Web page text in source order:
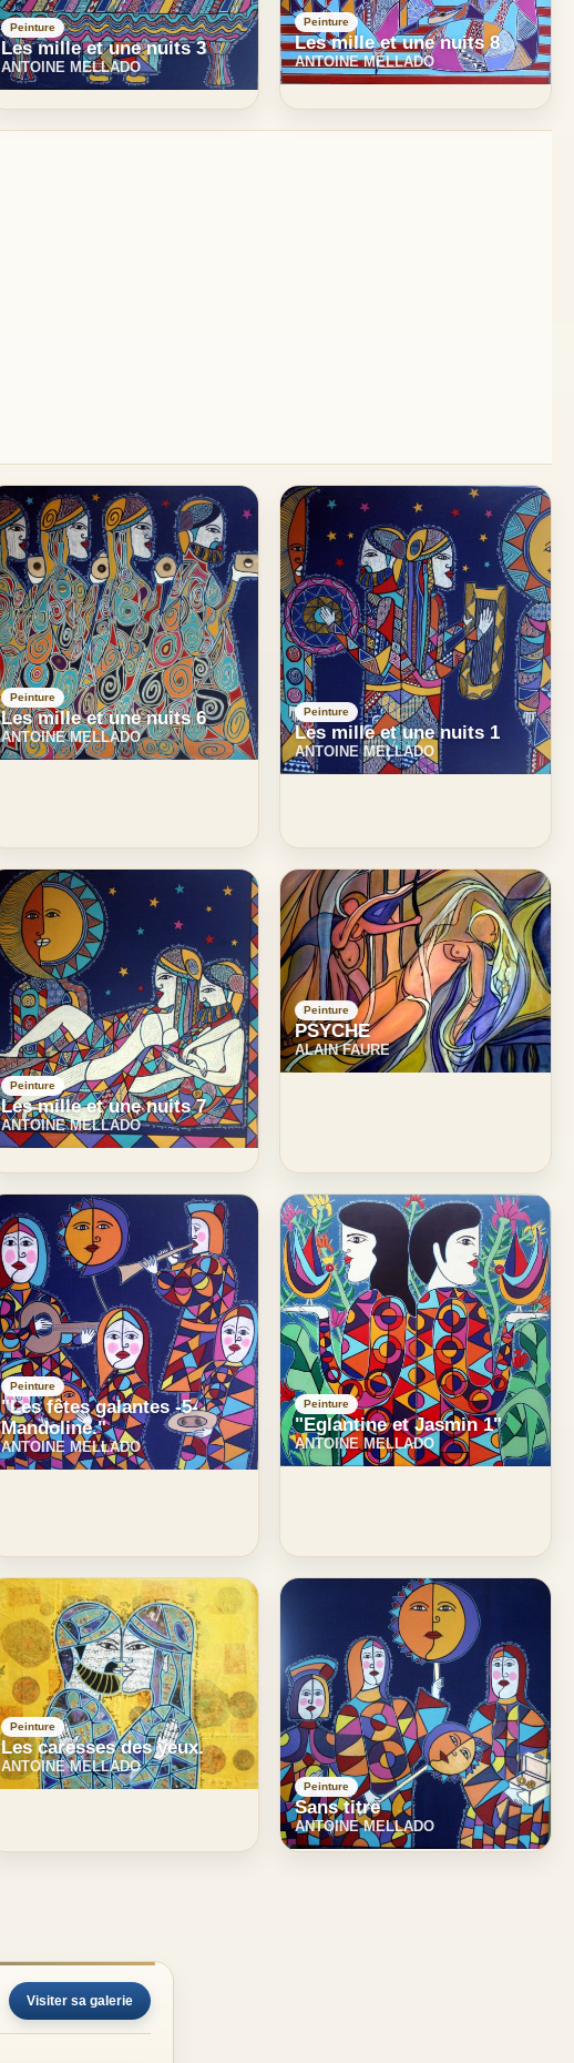
Peinture
Les mille et une nuits 3
ANTOINE MELLADO
Peinture
Les mille et une nuits 8
ANTOINE MELLADO
Peinture
Les mille et une nuits 6
ANTOINE MELLADO
Peinture
Les mille et une nuits 1
ANTOINE MELLADO
Peinture
Les mille et une nuits 7
ANTOINE MELLADO
Peinture
PSYCHE
ALAIN FAURE
Peinture
"Les fêtes galantes -5-
Mandoline."
ANTOINE MELLADO
Peinture
"Eglantine et Jasmin 1"
ANTOINE MELLADO
Peinture
Les caresses des yeux.
ANTOINE MELLADO
Peinture
Sans titre
ANTOINE MELLADO
Visiter sa galerie